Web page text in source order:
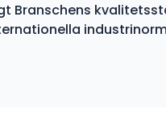
Branschens